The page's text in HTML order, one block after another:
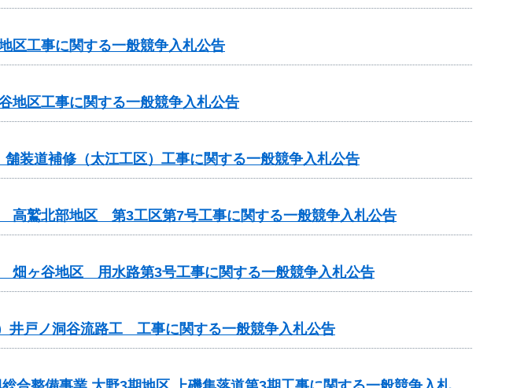
区工事に関する一般競争入札公告
地区工事に関する一般競争入札公告
装道補修（太江工区）工事に関する一般競争入札公告
高鷲北部地区 第3工区第7号工事に関する一般競争入札公告
畑ヶ谷地区 用水路第3号工事に関する一般競争入札公告
井戸ノ洞谷流路工 工事に関する一般競争入札公告